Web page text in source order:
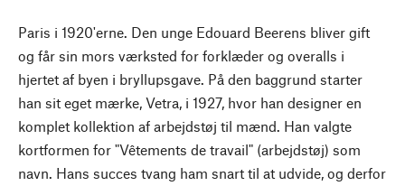
Paris i 1920'erne. Den unge Edouard Beerens bliver gift
og får sin mors værksted for forklæder og overalls i
hjertet af byen i bryllupsgave. På den baggrund starter
han sit eget mærke, Vetra, i 1927, hvor han designer en
komplet kollektion af arbejdstøj til mænd. Han valgte
kortformen for "Vêtements de travail" (arbejdstøj) som
navn. Hans succes tvang ham snart til at udvide, og derfor